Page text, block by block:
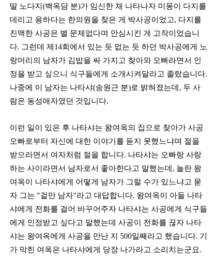
딸 노다지(백옥담 분)가 임신한 채 나타나자 미몽이 다지를
데리고 용하다는 한의원을 찾은 게 박사공이었고, 다지를
진맥한 사공은 별 문제없다며 안심시킨 게 고작이었습니
다. 그런데 제14회에서 있는 듯 없는 듯 하던 박사공에게 노
랑머리의 남자가 김밥을 싸 가지고 찾아와 오빠라면서 인
정을 받고 싶으니 식구들에게 소개시켜달라고 졸랐습니다.
나중에 이 남자는 나타샤(송원근 분)로 밝혀졌는데, 두 사
람은 동성애자였던 것입니다.
이런 일이 있은 후 나타샤는 왕여옥의 집으로 찾아가 사공
오빠로부터 자신에 대한 이야기를 듣지 못했느냐며 절을
받으라면서 여자처럼 절을 합니다. 나타샤는 오빠랑 사랑
하는 사이라면서 남자로서 좋아한다고 말했는데, 놀란 왕
여옥이 나타샤에게 어떻게 남자가 그럴 수가 있느냐고 묻
자 그는 "겉만 남자"라고 대답합니다. 왕여옥이 아들 나타
샤에게 전화를 걸어 바꾸어주자 나타샤는 사공에게 식구들
에게 인정받고 싶다고 말했는데 사공이 전화를 끊자 나타
샤는 왕여옥에게 사공을 만난 지 500일째라고 했습니다. 기
가 막힌 여옥은 나타샤에게 당장 나가라고 소리치는군요.